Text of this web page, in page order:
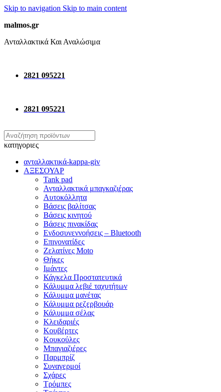
Skip to navigation Skip to main content
malmos.gr
Ανταλλακτικά Και Αναλώσιμα
2821 095221
2821 095221
κατηγοριες
ανταλλακτικά-kappa-giv
ΑΞΕΣΟΥΑΡ
Tank pad
Ανταλλακτικά μπαγκαζιέρας
Αυτοκόλλητα
Βάσεις βαλίτσας
Βάσεις κινητού
Βάσεις πινακίδας
Ενδοσυνεννοήσεις – Bluetooth
Επιγονατίδες
Ζελατίνες Moto
Θήκες
Ιμάντες
Κάγκελα Προστατευτικά
Κάλυμμα λεβιέ ταχυτήτων
Κάλυμμα μανέτας
Κάλυμμα ρεζερβουάρ
Κάλυμμα σέλας
Κλειδαριές
Κουβέρτες
Κουκούλες
Μπαγιαζιέρες
Παρμπρίζ
Συναγερμοί
Σχάρες
Τρόμπες